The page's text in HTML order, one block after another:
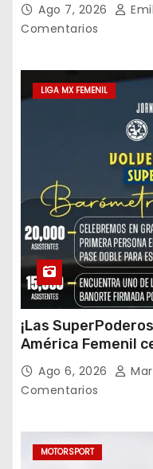
Ago 7, 2026
Comentarios
LIGA MX FEMENIL
¡Las
América Femenil
triplete con una
Azul
Ago 6, 2026
Comentarios
MOTORSPORT